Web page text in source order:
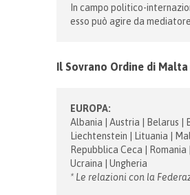
In campo politico-
esso può agire da
Il Sovrano Ordine di
EUROPA:
Albania | Austria | Belarus |
Liechtenstein | Lituania |
Repubblica Ceca |
Ucraina | Ungheria
* Le relazioni con la